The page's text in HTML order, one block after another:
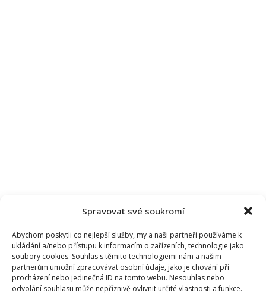
Spravovat své soukromí
Abychom poskytli co nejlepší služby, my a naši partneři používáme k
ukládání a/nebo přístupu k informacím o zařízeních, technologie jako
soubory cookies. Souhlas s těmito technologiemi nám a našim
partnerům umožní zpracovávat osobní údaje, jako je chování při
procházení nebo jedinečná ID na tomto webu. Nesouhlas nebo
odvolání souhlasu může nepříznivě ovlivnit určité vlastnosti a funkce.